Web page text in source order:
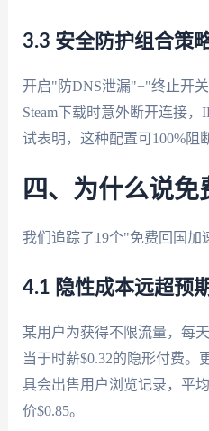
3.3 安全防护组合策
开启"防DNS泄漏"+"终止开
Steam下载时意外断开连接
试表明，这种配置可100%阻
四、为什么说免
我们追踪了19个"免费回国加
4.1 隐性成本远超预
某用户为获得不限流量，每
当于时薪$0.32的隐形付费。
具会出售用户浏览记录，平
价$0.85。